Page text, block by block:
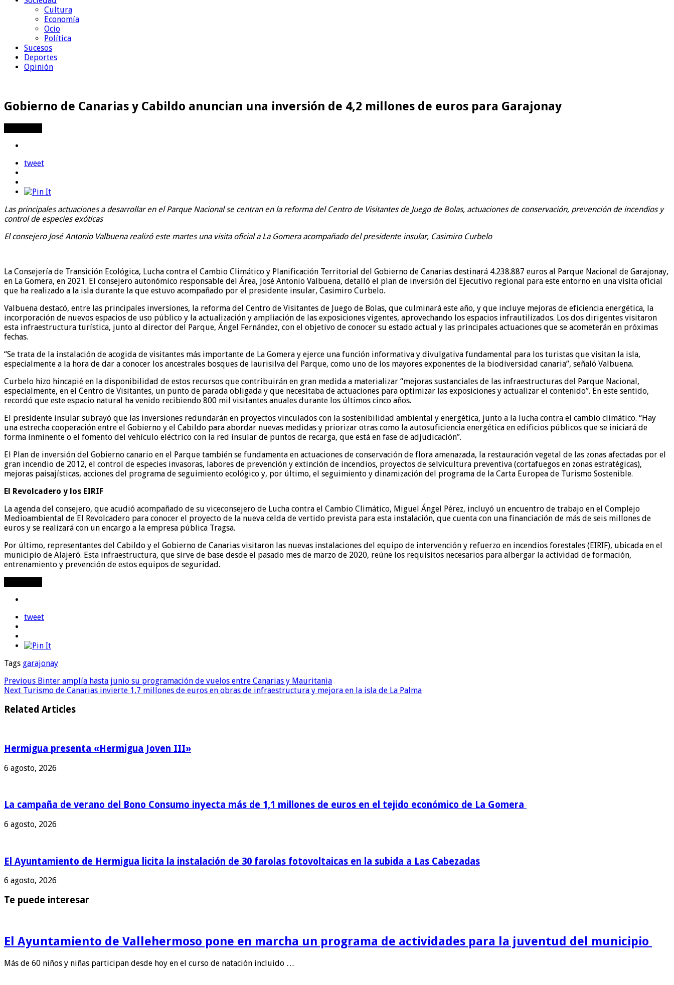
Cultura
Economía
Ocio
Política
Sucesos
Deportes
Opinión
Gobierno de Canarias y Cabildo anuncian una inversión de 4,2 millones de euros para Garajonay
tweet
Las principales actuaciones a desarrollar en el Parque Nacional se centran en la reforma del Centro de Visitantes de Juego de Bolas, actuaciones de conservación, prevención de incendios y
control de especies exóticas
El consejero José Antonio Valbuena realizó este martes una visita oficial a La Gomera acompañado del presidente insular, Casimiro Curbelo
La Consejería de Transición Ecológica, Lucha contra el Cambio Climático y Planificación Territorial del Gobierno de Canarias destinará 4.238.887 euros al Parque Nacional de Garajonay,
en La Gomera, en 2021. El consejero autonómico responsable del Área, José Antonio Valbuena, detalló el plan de inversión del Ejecutivo regional para este entorno en una visita oficial
que ha realizado a la isla durante la que estuvo acompañado por el presidente insular, Casimiro Curbelo.
Valbuena destacó, entre las principales inversiones, la reforma del Centro de Visitantes de Juego de Bolas, que culminará este año, y que incluye mejoras de eficiencia energética, la
incorporación de nuevos espacios de uso público y la actualización y ampliación de las exposiciones vigentes, aprovechando los espacios infrautilizados. Los dos dirigentes visitaron
esta infraestructura turística, junto al director del Parque, Ángel Fernández, con el objetivo de conocer su estado actual y las principales actuaciones que se acometerán en próximas
fechas.
“Se trata de la instalación de acogida de visitantes más importante de La Gomera y ejerce una función informativa y divulgativa fundamental para los turistas que visitan la isla,
especialmente a la hora de dar a conocer los ancestrales bosques de laurisilva del Parque, como uno de los mayores exponentes de la biodiversidad canaria”, señaló Valbuena.
Curbelo hizo hincapié en la disponibilidad de estos recursos que contribuirán en gran medida a materializar “mejoras sustanciales de las infraestructuras del Parque Nacional,
especialmente, en el Centro de Visitantes, un punto de parada obligada y que necesitaba de actuaciones para optimizar las exposiciones y actualizar el contenido”. En este sentido,
recordó que este espacio natural ha venido recibiendo 800 mil visitantes anuales durante los últimos cinco años.
El presidente insular subrayó que las inversiones redundarán en proyectos vinculados con la sostenibilidad ambiental y energética, junto a la lucha contra el cambio climático. “Hay
una estrecha cooperación entre el Gobierno y el Cabildo para abordar nuevas medidas y priorizar otras como la autosuficiencia energética en edificios públicos que se iniciará de
forma inminente o el fomento del vehículo eléctrico con la red insular de puntos de recarga, que está en fase de adjudicación”.
El Plan de inversión del Gobierno canario en el Parque también se fundamenta en actuaciones de conservación de flora amenazada, la restauración vegetal de las zonas afectadas por el
gran incendio de 2012, el control de especies invasoras, labores de prevención y extinción de incendios, proyectos de selvicultura preventiva (cortafuegos en zonas estratégicas),
mejoras paisajísticas, acciones del programa de seguimiento ecológico y, por último, el seguimiento y dinamización del programa de la Carta Europea de Turismo Sostenible.
El Revolcadero y los EIRIF
La agenda del consejero, que acudió acompañado de su viceconsejero de Lucha contra el Cambio Climático, Miguel Ángel Pérez, incluyó un encuentro de trabajo en el Complejo
Medioambiental de El Revolcadero para conocer el proyecto de la nueva celda de vertido prevista para esta instalación, que cuenta con una financiación de más de seis millones de
euros y se realizará con un encargo a la empresa pública Tragsa.
Por último, representantes del Cabildo y el Gobierno de Canarias visitaron las nuevas instalaciones del equipo de intervención y refuerzo en incendios forestales (EIRIF), ubicada en el
municipio de Alajeró. Esta infraestructura, que sirve de base desde el pasado mes de marzo de 2020, reúne los requisitos necesarios para albergar la actividad de formación,
entrenamiento y prevención de estos equipos de seguridad.
tweet
Tags garajonay
Previous Binter amplía hasta junio su programación de vuelos entre Canarias y Mauritania
Next Turismo de Canarias invierte 1,7 millones de euros en obras de infraestructura y mejora en la isla de La Palma
Related Articles
Hermigua presenta «Hermigua Joven III»
6 agosto, 2026
La campaña de verano del Bono Consumo inyecta más de 1,1 millones de euros en el tejido económico de La Gomera
6 agosto, 2026
El Ayuntamiento de Hermigua licita la instalación de 30 farolas fotovoltaicas en la subida a Las Cabezadas
6 agosto, 2026
Te puede interesar
El Ayuntamiento de Vallehermoso pone en marcha un programa de actividades para la juventud del municipio
Más de 60 niños y niñas participan desde hoy en el curso de natación incluido …
Necesarias
Estas
cookies no
Son
necesarias
Estadísticas
Para que
podamos
funcionalidad
y estructura
de la web, en
base a cómo
Experiencia
Para que
nuestra web
funcione lo
mejor posible
durante tu
visita. Si
rechaza estas
algunas
funcionalidades
desaparecerán
Marketing
Al compartir tus
intereses y
comportamiento
mientras visitas
nuestro sitio,
posibilidad de
ver contenido y
ofertas